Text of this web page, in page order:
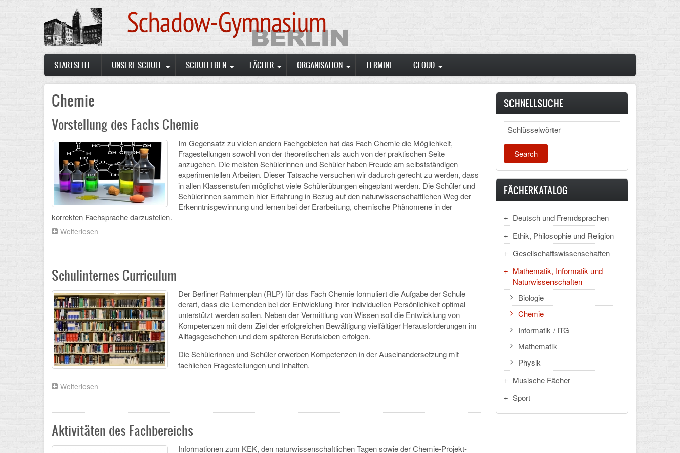
Main
navigation
STARTSEITE UNSERE SCHULE SCHULLEBEN FÄCHER ORGANISATION TERMINE CLOUD
Chemie
Vorstellung des Fachs Chemie
Im Gegensatz zu vielen andern Fachgebieten hat das Fach Chemie die Möglichkeit,
Fragestellungen sowohl von der theoretischen als auch von der praktischen Seite
anzugehen. Die meisten Schülerinnen und Schüler haben Freude am selbstständigen
experimentellen Arbeiten. Dieser Tatsache versuchen wir dadurch gerecht zu werden, dass
in allen Klassenstufen möglichst viele Schülerübungen eingeplant werden. Die Schüler und
Schülerinnen sammeln hier Erfahrung in Bezug auf den naturwissenschaftlichen Weg der
Erkenntnisgewinnung und lernen bei der Erarbeitung, chemische Phänomene in der
korrekten Fachsprache darzustellen.
Weiterlesen
Fachs
Schulinternes Curriculum
Der Berliner Rahmenplan (RLP) für das Fach Chemie formuliert die Aufgabe der Schule
derart, dass die Lernenden bei der Entwicklung ihrer individuellen Persönlichkeit optimal
unterstützt werden sollen. Neben der Vermittlung von Wissen soll die Entwicklung von
Kompetenzen mit dem Ziel der erfolgreichen Bewältigung vielfältiger Herausforderungen im
Alltagsgeschehen und dem späteren Berufsleben erfolgen.
Die Schülerinnen und Schüler erwerben Kompetenzen in der Auseinandersetzung mit
fachlichen Fragestellungen und Inhalten.
Weiterlesen
Aktivitäten des Fachbereichs
Informationen zum KEK, den naturwissenschaftlichen Tagen sowie der Chemie-Projekt-
SCHNELLSUCHE
Search
FÄCHERKATALOG
Deutsch und Fremdsprachen
Ethik, Philosophie und Religion
Gesellschaftswissenschaften
Mathematik, Informatik und
Naturwissenschaften
Biologie
Chemie
Informatik / ITG
Mathematik
Physik
Musische Fächer
Sport